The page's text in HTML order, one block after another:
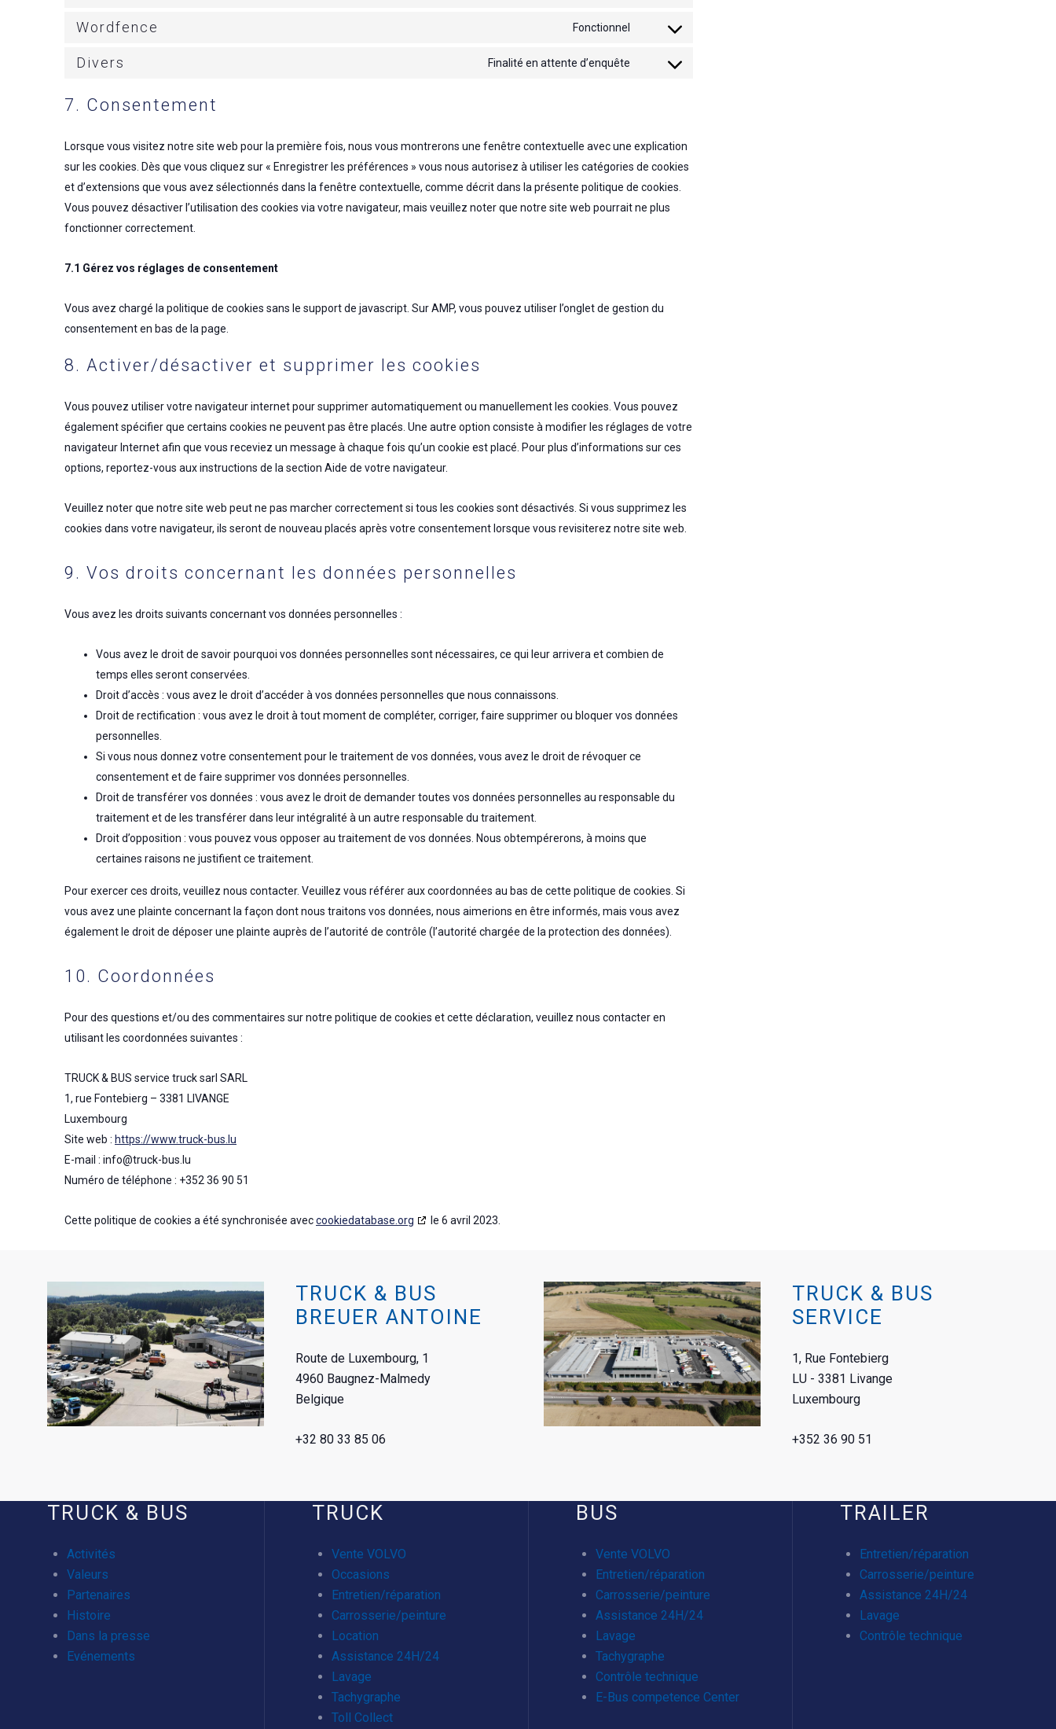
wordpress
Wordfence Fonctionnel
Consent
Divers Finalité en attente d’enquête
Consent
7. Consentement
Lorsque vous visitez notre site web pour la première fois, nous vous montrerons une fenêtre contextuelle avec une explication
sur les cookies. Dès que vous cliquez sur « Enregistrer les préférences » vous nous autorisez à utiliser les catégories de cookies
et d’extensions que vous avez sélectionnés dans la fenêtre contextuelle, comme décrit dans la présente politique de cookies.
Vous pouvez désactiver l’utilisation des cookies via votre navigateur, mais veuillez noter que notre site web pourrait ne plus
fonctionner correctement.
7.1 Gérez vos réglages de consentement
Vous avez chargé la politique de cookies sans le support de javascript. Sur AMP, vous pouvez utiliser l’onglet de gestion du
consentement en bas de la page.
8. Activer/désactiver et supprimer les cookies
Vous pouvez utiliser votre navigateur internet pour supprimer automatiquement ou manuellement les cookies. Vous pouvez
également spécifier que certains cookies ne peuvent pas être placés. Une autre option consiste à modifier les réglages de votre
navigateur Internet afin que vous receviez un message à chaque fois qu’un cookie est placé. Pour plus d’informations sur ces
options, reportez-vous aux instructions de la section Aide de votre navigateur.
Veuillez noter que notre site web peut ne pas marcher correctement si tous les cookies sont désactivés. Si vous supprimez les
cookies dans votre navigateur, ils seront de nouveau placés après votre consentement lorsque vous revisiterez notre site web.
9. Vos droits concernant les données personnelles
Vous avez les droits suivants concernant vos données personnelles :
Vous avez le droit de savoir pourquoi vos données personnelles sont nécessaires, ce qui leur arrivera et combien de
temps elles seront conservées.
Droit d’accès : vous avez le droit d’accéder à vos données personnelles que nous connaissons.
Droit de rectification : vous avez le droit à tout moment de compléter, corriger, faire supprimer ou bloquer vos données
personnelles.
Si vous nous donnez votre consentement pour le traitement de vos données, vous avez le droit de révoquer ce
consentement et de faire supprimer vos données personnelles.
Droit de transférer vos données : vous avez le droit de demander toutes vos données personnelles au responsable du
traitement et de les transférer dans leur intégralité à un autre responsable du traitement.
Droit d’opposition : vous pouvez vous opposer au traitement de vos données. Nous obtempérerons, à moins que
certaines raisons ne justifient ce traitement.
Pour exercer ces droits, veuillez nous contacter. Veuillez vous référer aux coordonnées au bas de cette politique de cookies. Si
vous avez une plainte concernant la façon dont nous traitons vos données, nous aimerions en être informés, mais vous avez
également le droit de déposer une plainte auprès de l’autorité de contrôle (l’autorité chargée de la protection des données).
10. Coordonnées
Pour des questions et/ou des commentaires sur notre politique de cookies et cette déclaration, veuillez nous contacter en
utilisant les coordonnées suivantes :
TRUCK & BUS service truck sarl SARL
1, rue Fontebierg – 3381 LIVANGE
Luxembourg
Site web : https://www.truck-bus.lu
E-mail : info@truck-bus.lu
Numéro de téléphone : +352 36 90 51
Cette politique de cookies a été synchronisée aveccookiedatabase.org le 6 avril 2023.
TRUCK & BUS
BREUER ANTOINE
Route de Luxembourg, 1
4960 Baugnez-Malmedy
Belgique
+32 80 33 85 06
TRUCK & BUS
SERVICE
1, Rue Fontebierg
LU - 3381 Livange
Luxembourg
+352 36 90 51
TRUCK & BUS
Activités
Valeurs
Partenaires
Histoire
Dans la presse
Evénements
TRUCK
Vente VOLVO
Occasions
Entretien/réparation
Carrosserie/peinture
Location
Assistance 24H/24
Lavage
Tachygraphe
Toll Collect
BUS
Vente VOLVO
Entretien/réparation
Carrosserie/peinture
Assistance 24H/24
Lavage
Tachygraphe
Contrôle technique
E-Bus competence Center
TRAILER
Entretien/réparation
Carrosserie/peinture
Assistance 24H/24
Lavage
Contrôle technique